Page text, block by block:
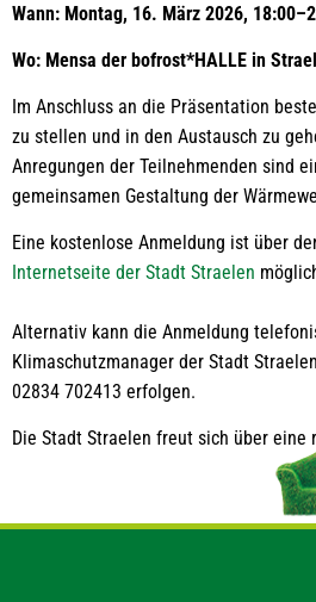
Wann: Montag, 16. März 2026,
Wo: Mensa der bofrost*HALLE in
Im Anschluss an die Präsentation
zu stellen und in den Austausch zu
Anregungen der Teilnehmenden sind
gemeinsamen Gestaltung der
Eine kostenlose Anmeldung ist über
Internetseite der Stadt Straelen
Alternativ kann die Anmeldung
Klimaschutzmanager der Stadt
02834 702413 erfolgen.
Die Stadt Straelen freut sich über eine